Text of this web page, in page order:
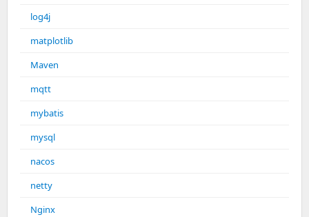
log4j
matplotlib
Maven
mqtt
mybatis
mysql
nacos
netty
Nginx